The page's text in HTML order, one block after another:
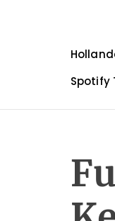
t
Spotify